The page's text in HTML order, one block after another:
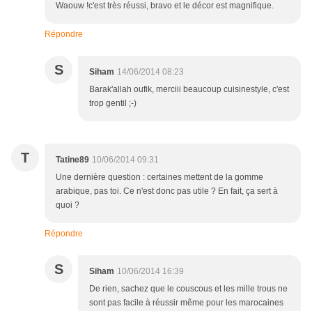
Waouw !c'est très réussi, bravo et le décor est magnifique.
Répondre
S Siham 14/06/2014 08:23
Barak'allah oufik, merciii beaucoup cuisinestyle, c'est
trop gentil ;-)
T Tatine89 10/06/2014 09:31
Une dernière question : certaines mettent de la gomme
arabique, pas toi. Ce n'est donc pas utile ? En fait, ça sert à
quoi ?
Répondre
S Siham 10/06/2014 16:39
De rien, sachez que le couscous et les mille trous ne
sont pas facile à réussir même pour les marocaines